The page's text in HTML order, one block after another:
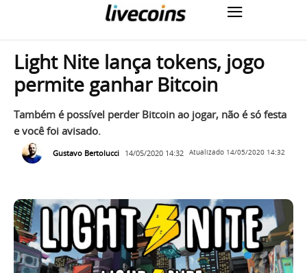
Light Nite lança tokens, jogo
permite ganhar Bitcoin
Também é possível perder Bitcoin ao jogar, não é só festa
e você foi avisado.
Gustavo Bertolucci 14/05/2020 14:32 Atualizado 14/05/2020 14:32